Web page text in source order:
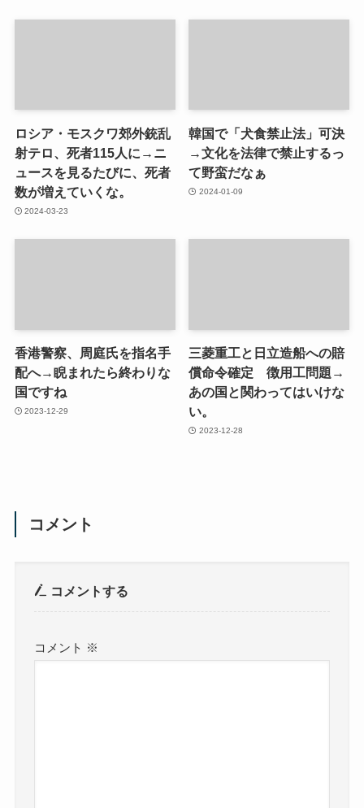
ロシア・モスクワ郊外銃乱
射テロ、死者115人に→ニ
ュースを見るたびに、死者
数が増えていくな。
2024-03-23
韓国で「犬食禁止法」可決
→文化を法律で禁止するっ
て野蛮だなぁ
2024-01-09
香港警察、周庭氏を指名手
配へ→睨まれたら終わりな
国ですね
2023-12-29
三菱重工と日立造船への賠
償命令確定 徴用工問題→
あの国と関わってはいけな
い。
2023-12-28
コメント
コメントする
コメント ※